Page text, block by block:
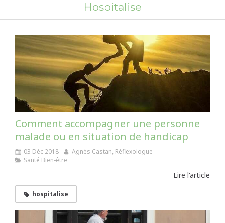
Hospitalise
Comment accompagner une personne
malade ou en situation de handicap
03 Déc 2018
Agnès Castan, Réflexologue
Santé Bien-être
Lire l'article
hospitalise